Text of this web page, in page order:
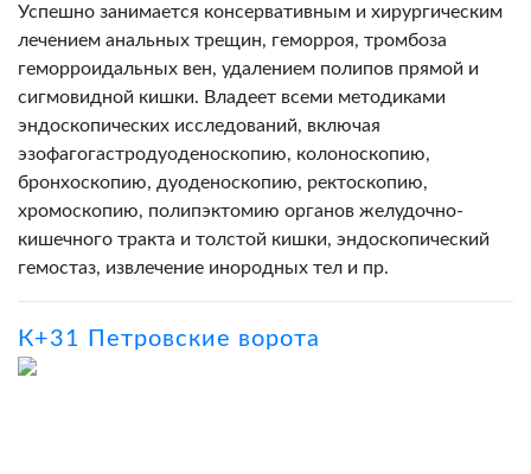
Успешно занимается консервативным и хирургическим
лечением анальных трещин, геморроя, тромбоза
геморроидальных вен, удалением полипов прямой и
сигмовидной кишки. Владеет всеми методиками
эндоскопических исследований, включая
эзофагогастродуоденоскопию, колоноскопию,
бронхоскопию, дуоденоскопию, ректоскопию,
хромоскопию, полипэктомию органов желудочно-
кишечного тракта и толстой кишки, эндоскопический
гемостаз, извлечение инородных тел и пр.
К+31 Петровские ворота